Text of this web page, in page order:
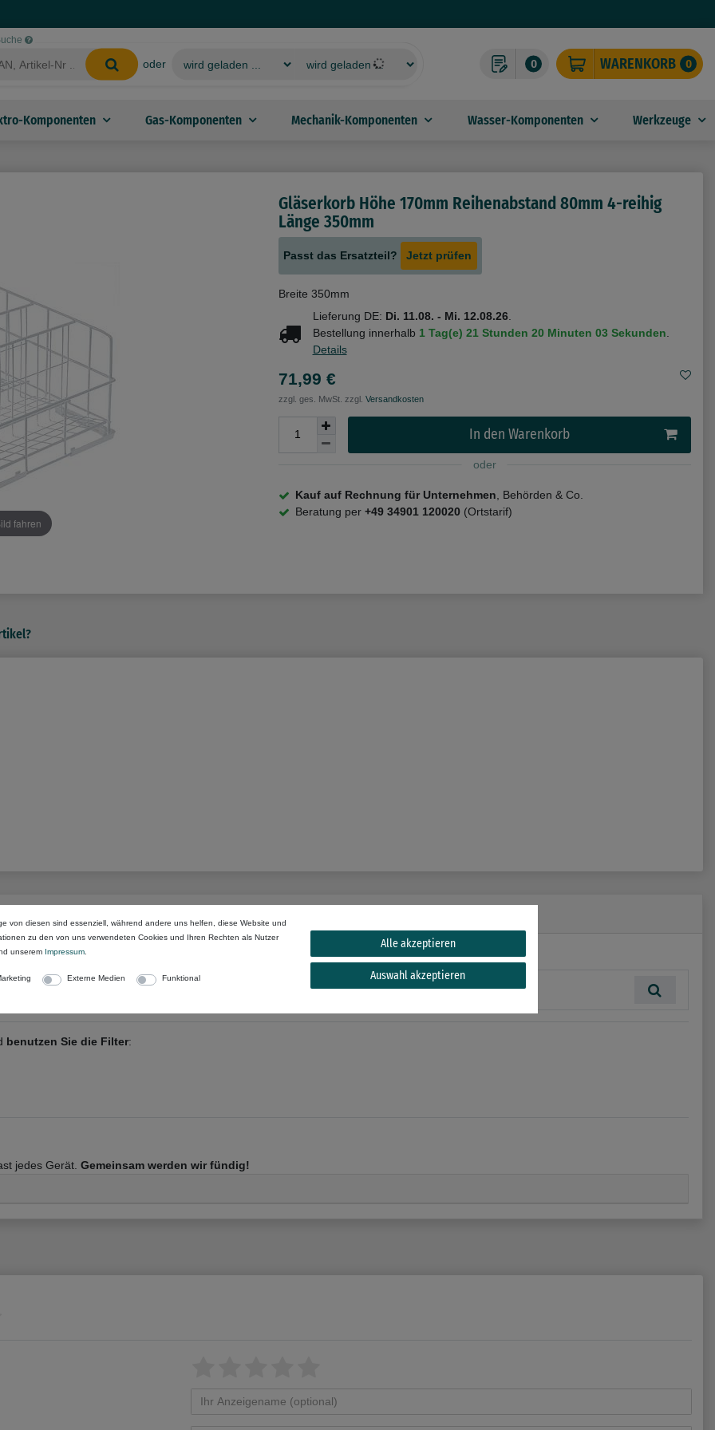
oder 0 WARENKORB 0
Komponenten Gas-Komponenten Mechanik-Komponenten Wasser-Komponenten Werkzeuge
fahren
Gläserkorb Höhe 170mm Reihenabstand 80mm 4-reihig
Länge 350mm
Passt das Ersatzteil? Jetzt prüfen
Breite 350mm
Lieferung DE: Di. 11.08. - Mi. 12.08.26.
Bestellung innerhalb 1 Tag(e) 21 Stunden 20 Minuten 03 Sekunden.
Details
71,99 €
zzgl. ges. MwSt. zzgl. Versandkosten
In den Warenkorb
oder
Kauf auf Rechnung für Unternehmen , Behörden & Co.
Beratung per +49 34901 120020 (Ortstarif)
oder anderen Begriffen:
benutzen Sie die Filter:
jedes Gerät. Gemeinsam werden wir fündig!
von diesen sind essenziell, während andere uns helfen, diese Website und
zu den von uns verwendeten Cookies und Ihren Rechten als Nutzer
unserem Impressum
Externe Medien Funktional
Alle akzeptieren
Auswahl akzeptieren